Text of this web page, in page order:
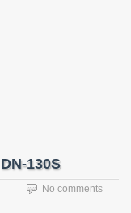
130S
No comments